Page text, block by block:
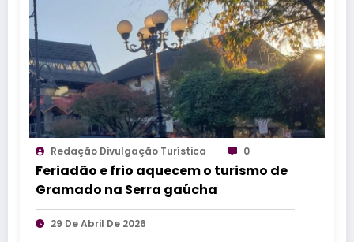
Redação Divulgação Turística 0
Feriadão e frio aquecem o turismo de
Gramado na Serra gaúcha
29 De Abril De 2026